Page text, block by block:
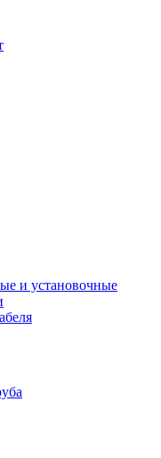
и установочные